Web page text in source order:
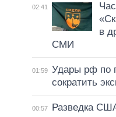
02:41
в
СМИ
01:59 Удары рф по
сократить
00:57
Разведка